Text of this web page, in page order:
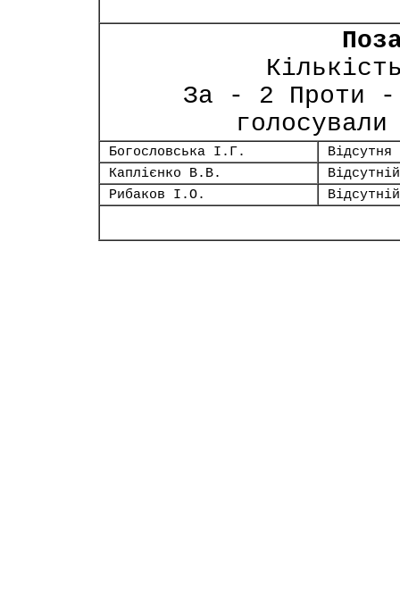
За - 2 Проти -
Богословська І.Г.
Відсутня
Каплієнко В.В.
Відсутній
Рибаков І.О.
Відсутній